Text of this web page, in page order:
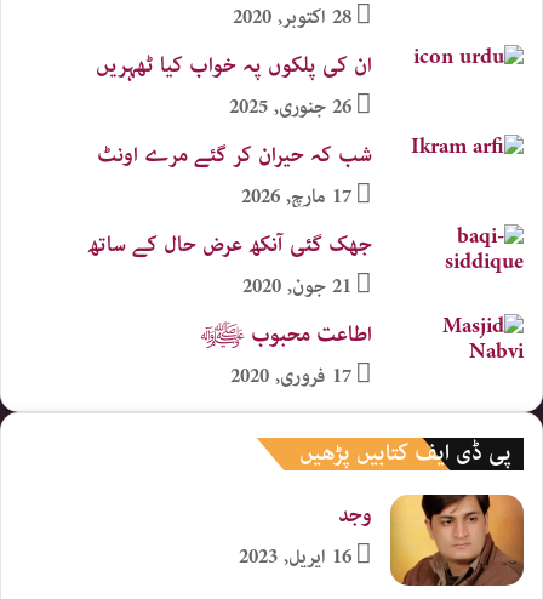
28 اکتوبر, 2020
ان کی پلکوں پہ خواب کیا ٹھہریں
26 جنوری, 2025
شب کہ حیران کر گئے مرے اونٹ
17 مارچ, 2026
جھک گئی آنکھ عرض حال کے ساتھ
21 جون, 2020
اطاعت محبوب ﷺ
17 فروری, 2020
پی ڈی ایف کتابیں پڑھیں
وجد
16 اپریل, 2023